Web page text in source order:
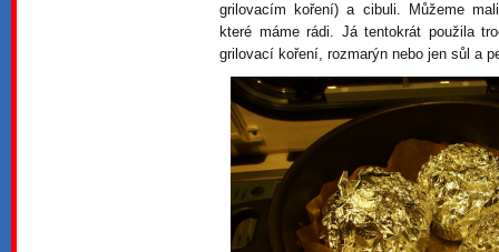
grilovacím koření) a cibuli. Můžeme
které máme rádi. Já tentokrát použila
grilovací koření, rozmarýn nebo jen sůl a